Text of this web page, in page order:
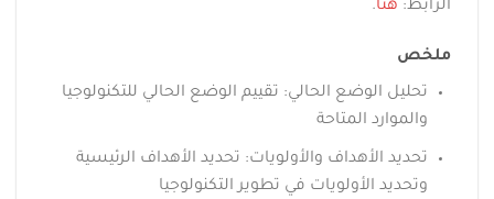
الرابط: هنا.
ملخص
تحليل الوضع الحالي: تقييم الوضع الحالي للتكنولوجيا
والموارد المتاحة
تحديد الأهداف والأولويات: تحديد الأهداف الرئيسية
وتحديد الأولويات في تطوير التكنولوجيا